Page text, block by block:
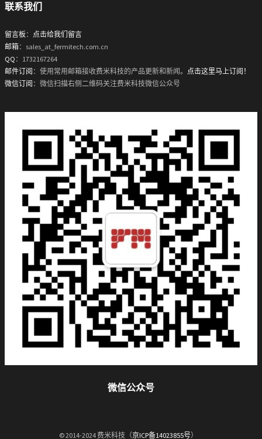
联系我们
留言板 ： 点击给我们留言
邮箱：sales_at_fermitech.com.cn
QQ ：1732167264
邮件订阅 ：使用常用邮箱接收费米科技的产品更新和新闻。 点击这里马上订阅！
微信订阅 ：微信扫描右侧二维码关注费米科技微信公众号
微信公众号
© 2014-2024 费米科技（京ICP备14023855号）